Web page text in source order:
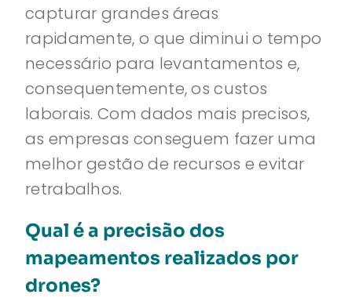
capturar grandes áreas
rapidamente, o que diminui o tempo
necessário para levantamentos e,
consequentemente, os custos
laborais. Com dados mais precisos,
as empresas conseguem fazer uma
melhor gestão de recursos e evitar
retrabalhos.
Qual é a precisão dos
mapeamentos realizados por
drones?